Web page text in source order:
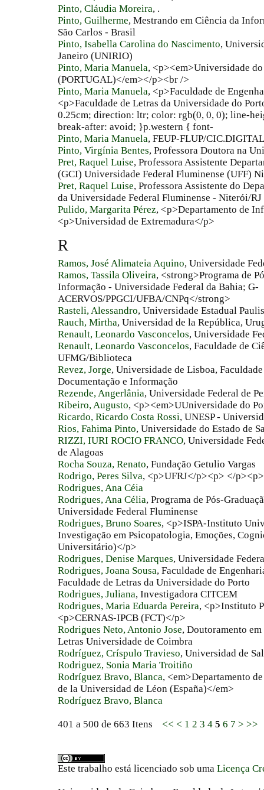
Pinto, Cláudia Moreira, .
Pinto, Guilherme, Mestrando em Ciência da
São Carlos - Brasil
Pinto, Isabella Carolina do Nascimento,
Janeiro (UNIRIO)
Pinto, Maria Manuela, <p><em>Universidade
(PORTUGAL)</em></p><br />
Pinto, Maria Manuela, <p>Faculdade de
<p>Faculdade de Letras da Universidade do
0.25cm; direction: ltr; color: rgb(0, 0, 0); line-
break-after: avoid; }p.western { font-
Pinto, Maria Manuela, FEUP-FLUP/
Pinto, Virgínia Bentes, Professora Doutora na
Pret, Raquel Luise, Professora Assistente
(GCI) Universidade Federal Fluminense (UFF)
Pret, Raquel Luise, Professora Assistente do
da Universidade Federal Fluminense - Niterói/
Pulido, Margarita Pérez, <p>Departamento de
<p>Universidad de Extremadura</p>
R
Ramos, José Alimateia Aquino, Universidade
Ramos, Tassila Oliveira, <strong>Programa de
Informação - Universidade Federal da Bahia; G-
ACERVOS/PPGCI/UFBA/CNPq</strong>
Rasteli, Alessandro, Universidade Estadual
Rauch, Mirtha, Universidad de la República,
Renault, Leonardo Vasconcelos, Universidade
Renault, Leonardo Vasconcelos, Faculdade de
UFMG/Biblioteca
Revez, Jorge, Universidade de Lisboa,
Documentação e Informação
Rezende, Angerlânia, Universidade Federal de
Ribeiro, Augusto, <p><em>UUniversidade do
Ricardo, Ricardo Costa Rossi, UNESP -
Rios, Fahima Pinto, Universidade do Estado de
RIZZI, IURI ROCIO FRANCO, Universidade
de Alagoas
Rocha Souza, Renato, Fundação Getulio Vargas
Rodrigo, Peres Silva, <p>UFRJ</p><p> </
Rodrigues, Ana Céia
Rodrigues, Ana Célia, Programa de Pós-
Universidade Federal Fluminense
Rodrigues, Bruno Soares, <p>ISPA-Instituto
Investigação em Psicopatologia, Emoções,
Universitário)</p>
Rodrigues, Denise Marques, Universidade
Rodrigues, Joana Sousa, Faculdade de
Faculdade de Letras da Universidade do Porto
Rodrigues, Juliana, Investigadora CITCEM
Rodrigues, Maria Eduarda Pereira, <p>Instituto
<p>CERNAS-IPCB (FCT)</p>
Rodrigues Neto, Antonio Jose, Doutoramento
Letras Universidade de Coimbra
Rodríguez, Críspulo Travieso, Universidad de
Rodriguez, Sonia Maria Troitiño
Rodríguez Bravo, Blanca, <em>Departamento
de la Universidad de Léon (España)</em>
Rodríguez Bravo, Blanca
401 a 500 de 663 Itens << < 1 2 3 4 5 6 7 > >>
Este trabalho está licenciado sob uma Licença